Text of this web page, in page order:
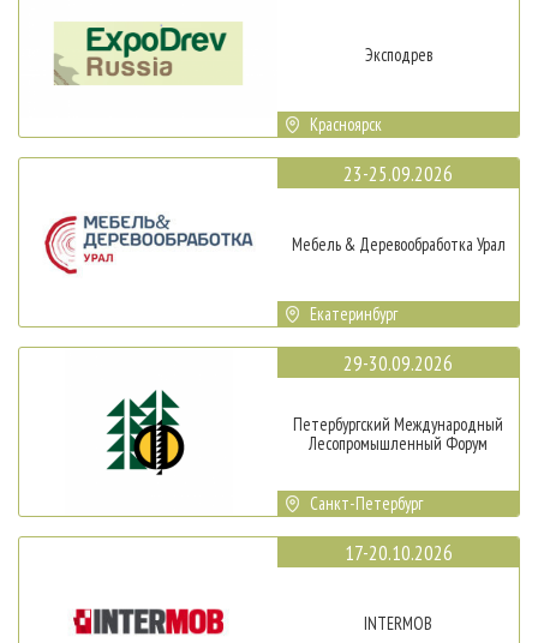
Эксподрев
Красноярск
23-25.09.2026
Мебель & Деревообработка Урал
Екатеринбург
29-30.09.2026
Петербургский Международный
Лесопромышленный Форум
Санкт-Петербург
17-20.10.2026
INTERMOB